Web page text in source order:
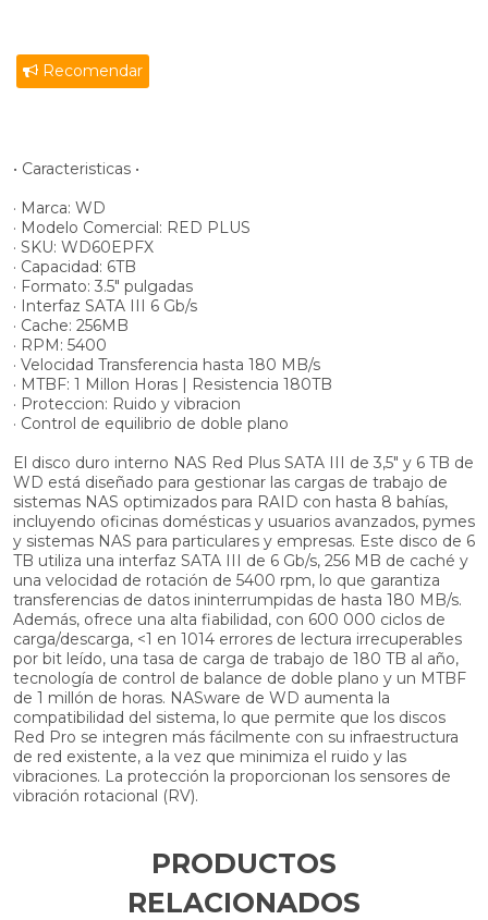
Recomendar
• Caracteristicas •
· Marca: WD
· Modelo Comercial: RED PLUS
· SKU: WD60EPFX
· Capacidad: 6TB
· Formato: 3.5" pulgadas
· Interfaz SATA III 6 Gb/s
· Cache: 256MB
· RPM: 5400
· Velocidad Transferencia hasta 180 MB/s
· MTBF: 1 Millon Horas | Resistencia 180TB
· Proteccion: Ruido y vibracion
· Control de equilibrio de doble plano
El disco duro interno NAS Red Plus SATA III de 3,5" y 6 TB de
WD está diseñado para gestionar las cargas de trabajo de
sistemas NAS optimizados para RAID con hasta 8 bahías,
incluyendo oficinas domésticas y usuarios avanzados, pymes
y sistemas NAS para particulares y empresas. Este disco de 6
TB utiliza una interfaz SATA III de 6 Gb/s, 256 MB de caché y
una velocidad de rotación de 5400 rpm, lo que garantiza
transferencias de datos ininterrumpidas de hasta 180 MB/s.
Además, ofrece una alta fiabilidad, con 600 000 ciclos de
carga/descarga, <1 en 1014 errores de lectura irrecuperables
por bit leído, una tasa de carga de trabajo de 180 TB al año,
tecnología de control de balance de doble plano y un MTBF
de 1 millón de horas. NASware de WD aumenta la
compatibilidad del sistema, lo que permite que los discos
Red Pro se integren más fácilmente con su infraestructura
de red existente, a la vez que minimiza el ruido y las
vibraciones. La protección la proporcionan los sensores de
vibración rotacional (RV).
PRODUCTOS
RELACIONADOS